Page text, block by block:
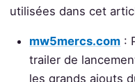
utilisées dans cet
mw5mercs.com :
trailer de
les grands ajouts